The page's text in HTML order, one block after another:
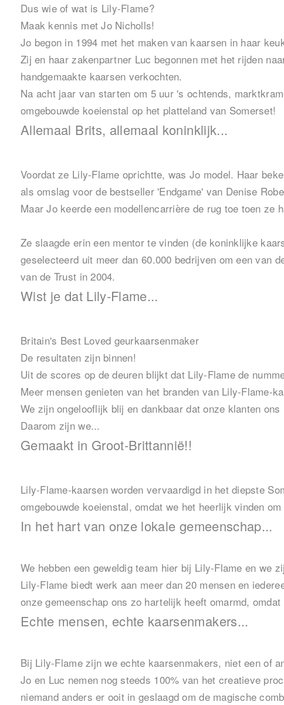
Dus wie of wat is Lily-Flame?
Maak kennis met Jo Nicholls!
Jo begon in 1994 met het maken van kaarsen in haar
Zij en haar zakenpartner Luc begonnen met het rijden
handgemaakte kaarsen verkochten.
Na acht jaar van starten om 5 uur 's ochtends,
omgebouwde koeienstal op het platteland van Somerset!
Allemaal Brits, allemaal koninklijk...
Voordat ze Lily-Flame oprichtte, was Jo model. Haar
als omslag voor de bestseller 'Endgame' van Denise
Maar Jo keerde een modellencarrière de rug toe toen ze
Ze slaagde erin een mentor te vinden (de koninklijke
geselecteerd uit meer dan 60.000 bedrijven om een van
van de Trust in 2004.
Wist je dat Lily-Flame...
Britain's Best Loved geurkaarsenmaker
De resultaten zijn binnen!
Uit de scores op de deuren blijkt dat Lily-Flame de
Meer mensen genieten van het branden van Lily-Flame-
We zijn ongelooflijk blij en dankbaar dat onze klanten
Daarom zijn we...
Gemaakt in Groot-Brittannië!!
Lily-Flame-kaarsen worden vervaardigd in het diepste
omgebouwde koeienstal, omdat we het heerlijk vinden
In het hart van onze lokale gemeenschap...
We hebben een geweldig team hier bij Lily-Flame en we
Lily-Flame biedt werk aan meer dan 20 mensen en
onze gemeenschap ons zo hartelijk heeft omarmd,
Echte mensen, echte kaarsenmakers...
Bij Lily-Flame zijn we echte kaarsenmakers, niet een of
Jo en Luc nemen nog steeds 100% van het creatieve
niemand anders er ooit in geslaagd om de magische